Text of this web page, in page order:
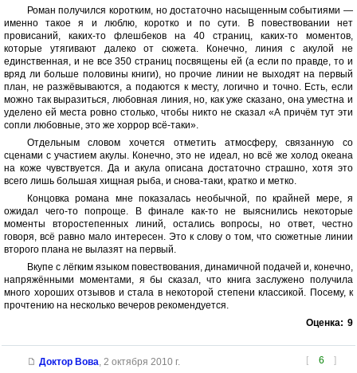
Роман получился коротким, но достаточно насыщенным событиями —
именно такое я и люблю, коротко и по сути. В повествовании нет
провисаний, каких-то флешбеков на 40 страниц, каких-то моментов,
которые утягивают далеко от сюжета. Конечно, линия с акулой не
единственная, и не все 350 страниц посвящены ей (а если по правде, то и
вряд ли больше половины книги), но прочие линии не выходят на первый
план, не разжёвываются, а подаются к месту, логично и точно. Есть, если
можно так выразиться, любовная линия, но, как уже сказано, она уместна и
уделено ей места ровно столько, чтобы никто не сказал «А причём тут эти
сопли любовные, это же хоррор всё-таки».
Отдельным словом хочется отметить атмосферу, связанную со
сценами с участием акулы. Конечно, это не идеал, но всё же холод океана
на коже чувствуется. Да и акула описана достаточно страшно, хотя это
всего лишь большая хищная рыба, и снова-таки, кратко и метко.
Концовка романа мне показалась необычной, по крайней мере, я
ожидал чего-то попроще. В финале как-то не выяснились некоторые
моменты второстепенных линий, остались вопросы, но ответ, честно
говоря, всё равно мало интересен. Это к слову о том, что сюжетные линии
второго плана не вылазят на первый.
Вкупе с лёгким языком повествования, динамичной подачей и, конечно,
напряжёнными моментами, я бы сказал, что книга заслужено получила
много хороших отзывов и стала в некоторой степени классикой. Посему, к
прочтению на несколько вечеров рекомендуется.
Оценка: 9
[ 6 ]
Доктор Вова, 2 октября 2010 г.